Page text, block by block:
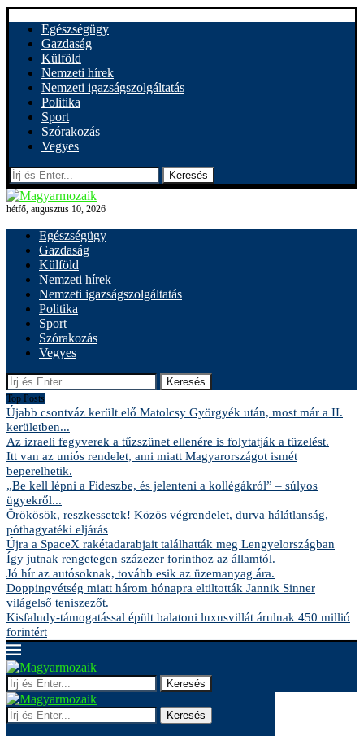
Egészségügy
Gazdaság
Külföld
Nemzeti hírek
Nemzeti igazságszolgáltatás
Politika
Sport
Szórakozás
Vegyes
Keresés
hétfő, augusztus 10, 2026
Egészségügy
Gazdaság
Külföld
Nemzeti hírek
Nemzeti igazságszolgáltatás
Politika
Sport
Szórakozás
Vegyes
Keresés
Top Posts
Újabb csontváz került elő Matolcsy Györgyék után, most már a II.
kerületben...
Az izraeli fegyverek a tűzszünet ellenére is folytatják a tüzelést.
Itt van az uniós rendelet, ami miatt Magyarországot ismét
beperelhetik.
„Be kell lépni a Fideszbe, és jelenteni a kollégákról” – súlyos
ügyekről...
Örökösök, reszkessetek! Közös végrendelet, durva hálátlanság,
póthagyatéki eljárás
Újra a SpaceX rakétadarabjait találhatták meg Lengyelországban
Így jutnak rengetegen százezer forinthoz az államtól.
Jó hír az autósoknak, tovább esik az üzemanyag ára.
Doppingvétség miatt három hónapra eltiltották Jannik Sinner
világelső teniszezőt.
Kisfaludy-támogatással épült balatoni luxusvillát árulnak 450 millió
forintért
Keresés
Keresés